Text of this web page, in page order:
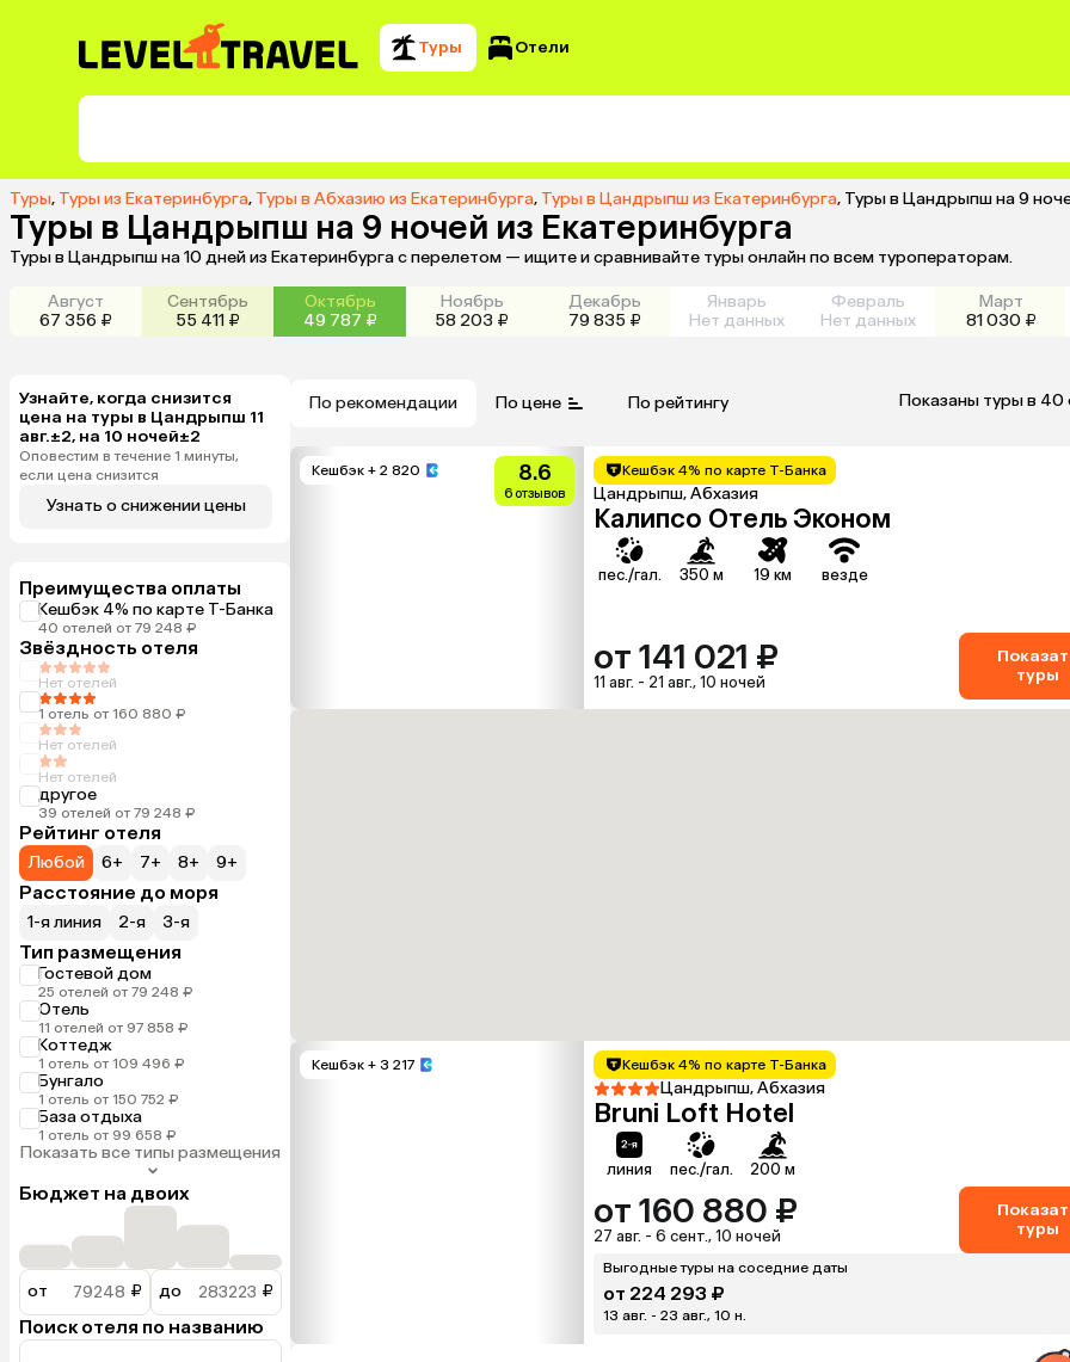
Туры Отели
Туры, Туры из Екатеринбурга, Туры в Абхазию из Екатеринбурга, Туры в Цандрыпш из Екатеринбурга, Туры в Цандрыпш на 9
Туры в Цандрыпш на 9 ночей из Екатеринбурга
Туры в Цандрыпш на 10 дней из Екатеринбурга с перелетом — ищите и сравнивайте туры онлайн по всем туроператорам.
Август
67 356 ₽
Сентябрь
55 411 ₽
Октябрь
49 787 ₽
Ноябрь
58 203 ₽
Декабрь
79 835 ₽
Январь
Нет данных
Февраль
Нет данных
Март
81 030 ₽
Узнайте, когда снизится
цена на туры в Цандрыпш 11
авг.±2, на 10 ночей±2
Оповестим в течение 1 минуты,
если цена снизится
Узнать о снижении цены
Преимущества оплаты
Кешбэк 4% по карте Т-Банка
40 отелей от 79 248 ₽
Звёздность отеля
Нет отелей
1 отель от 160 880 ₽
Нет отелей
Нет отелей
другое
39 отелей от 79 248 ₽
Рейтинг отеля
Любой 6+ 7+ 8+ 9+
Расстояние до моря
1-я линия 2-я 3-я
Тип размещения
Гостевой дом
25 отелей от 79 248 ₽
Отель
11 отелей от 97 858 ₽
Коттедж
1 отель от 109 496 ₽
Бунгало
1 отель от 150 752 ₽
База отдыха
1 отель от 99 658 ₽
Показать все типы размещения
Бюджет на двоих
от ₽ до ₽
Поиск отеля по названию
По рекомендации По цене По рейтингу Показаны туры в 40
Кешбэк + 2 820 8.6
6 отзывов
Кешбэк 4% по карте Т-Банка
Цандрыпш, Абхазия
Калипсо Отель Эконом
пес./гал. 350 м 19 км везде
от 141 021 ₽
11 авг. - 21 авг., 10 ночей
туры
Кешбэк + 3 217 Кешбэк 4% по карте Т-Банка
Цандрыпш, Абхазия
Bruni Loft Hotel
линия пес./гал. 200 м
от 160 880 ₽
27 авг. - 6 сент., 10 ночей
туры
Выгодные туры на соседние даты
от 224 293 ₽
13 авг. - 23 авг., 10 н.